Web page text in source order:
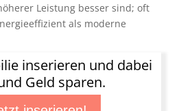
Leistung besser sind; oft
als moderne
inserieren und dabei
Geld sparen.